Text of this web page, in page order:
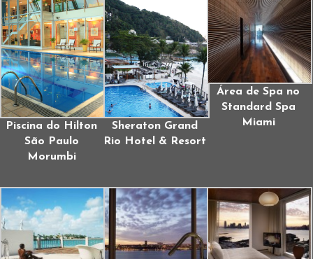
Piscina do Hilton
São Paulo
Morumbi
Sheraton Grand
Rio Hotel & Resort
Área de Spa no
Standard Spa
Miami